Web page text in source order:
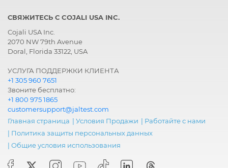
СВЯЖИТЕСЬ С COJALI USA INC.
Cojali USA Inc.
2070 NW 79th Avenue
Doral, Florida 33122, USA
УСЛУГА ПОДДЕРЖКИ КЛИЕНТА
+1 305 960 7651
Звоните бесплатно:
+1 800 975 1865
customersupport@jaltest.com
Главная страница | Условия Продажи | Работайте с нами
| Политика защиты персональных данных
| Общие условия использования